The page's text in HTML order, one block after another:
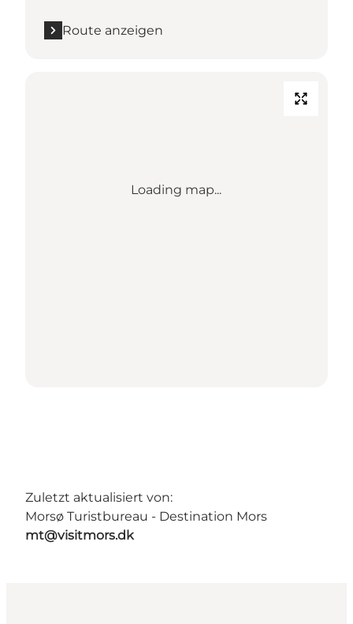
Route anzeigen
Loading map...
Zuletzt aktualisiert von:
Morsø Turistbureau - Destination Mors
mt@visitmors.dk